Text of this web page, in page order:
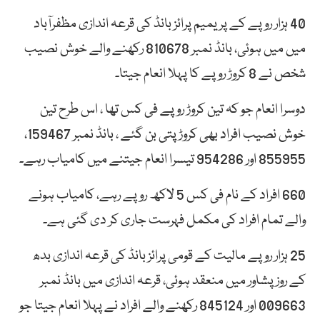
40 ہزار روپے کے پریمیم پرائز بانڈ کی قرعہ اندازی مظفرآباد
میں میں ہوئی، بانڈ نمبر 810678 رکھنے والے خوش نصیب
شخص نے 8 کروڑ روپے کا پہلا انعام جیتا۔
دوسرا انعام جو کہ تین کروڑ روپے فی کس تھا ، اس طرح تین
خوش نصیب افراد بھی کروڑ پتی بن گئے ، بانڈ نمبر 159467،
855955 اور 954286 تیسرا انعام جیتنے میں کامیاب رہے۔
660 افراد کے نام فی کس 5 لاکھ روپے رہے، کامیاب ہونے
والے تمام افراد کی مکمل فہرست جاری کر دی گئی ہے۔
25 ہزار روپے مالیت کے قومی پرائز بانڈ کی قرعہ اندازی بدھ
کے روز پشاور میں منعقد ہوئی، قرعہ اندازی میں بانڈ نمبر
009663 اور 845124 رکھنے والے افراد نے پہلا انعام جیتا جو